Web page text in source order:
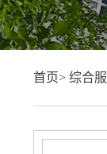
首页> 综合